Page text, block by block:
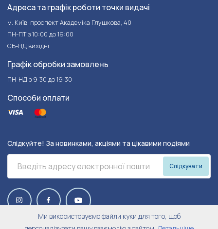
Адреса та графік роботи точки видачі
м. Київ, проспект Академіка Глушкова, 40
ПН-ПТ з 10:00 до 19:00
СБ-НД вихідні
Графік обробки замовлень
ПН-НД з 9:30 до 19:30
Способи оплати
Слідкуйте! За новинками, акціями та цікавими подіями
Слідкувати
Ми використовуємо файли куки для того, щоб